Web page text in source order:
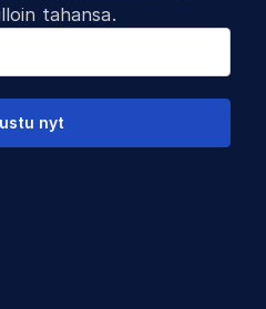
tahansa.
nyt